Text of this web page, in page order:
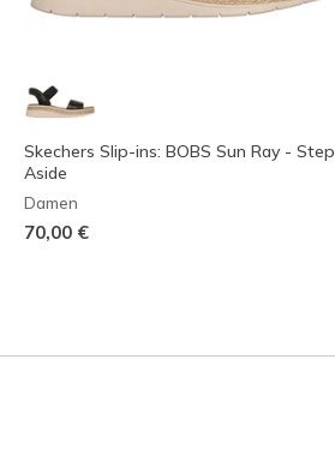
Skechers Slip-ins: BOBS Sun Ray - Step
Aside
Damen
70,00 €